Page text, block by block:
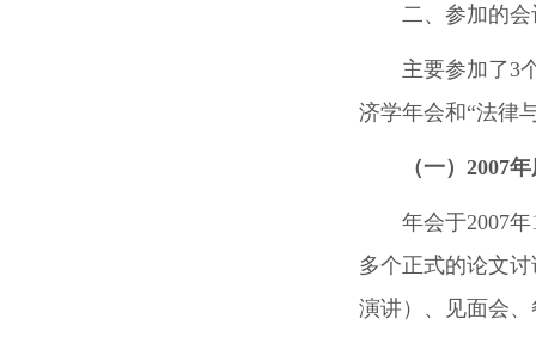
二、参加的
主要参加了3
济学年会和“法律
（一）2007年
年会于2007
多个正式的论文
演讲）、见面会